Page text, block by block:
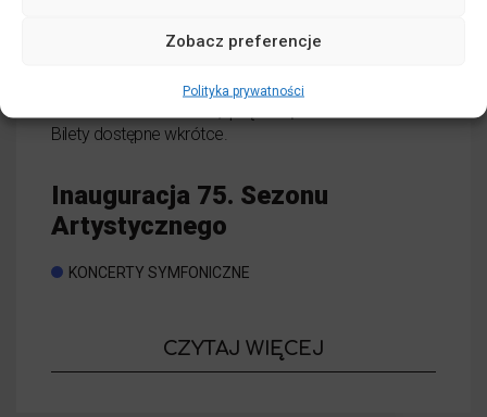
Zobacz preferencje
Polityka prywatności
Bilety dostępne wkrótce.
Inauguracja 75. Sezonu
Artystycznego
KONCERTY SYMFONICZNE
CZYTAJ WIĘCEJ
Inauguracja